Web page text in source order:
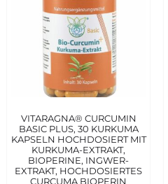
VITARAGNA® CURCUMIN
BASIC PLUS, 30 KURKUMA
KAPSELN HOCHDOSIERT MIT
KURKUMA-EXTRAKT,
BIOPERINE, INGWER-
EXTRAKT, HOCHDOSIERTES
CURCUMA BIOPERIN